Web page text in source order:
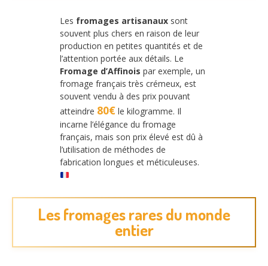
Les fromages artisanaux sont
souvent plus chers en raison de leur
production en petites quantités et de
l’attention portée aux détails. Le
Fromage d’Affinois par exemple, un
fromage français très crémeux, est
souvent vendu à des prix pouvant
atteindre 80€ le kilogramme. Il
incarne l’élégance du fromage
français, mais son prix élevé est dû à
l’utilisation de méthodes de
fabrication longues et méticuleuses.
Les fromages rares du monde
entier